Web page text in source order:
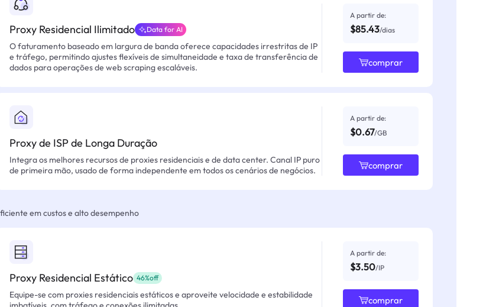
Proxy Residencial Ilimitado Data for AI
O faturamento baseado em largura de banda oferece capacidades irrestritas de IP
e tráfego, permitindo ajustes flexíveis de simultaneidade e taxa de transferência de
dados para operações de web scraping escaláveis.
A partir de:
$85.43/dias
comprar
Proxy de ISP de Longa Duração
Integra os melhores recursos de proxies residenciais e de data center. Canal IP puro
de primeira mão, usado de forma independente em todos os cenários de negócios.
A partir de:
$0.67/GB
comprar
em custos e alto desempenho
Proxy Residencial Estático 46%off
Equipe-se com proxies residenciais estáticos e aproveite velocidade e estabilidade
A partir de:
$3.50/IP
comprar